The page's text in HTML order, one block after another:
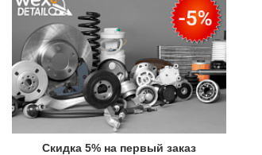
Скидка 5% на первый заказ